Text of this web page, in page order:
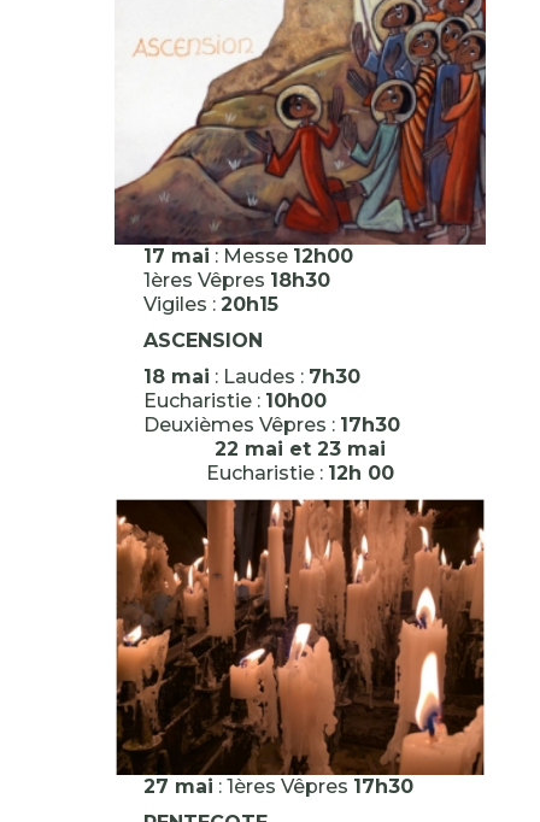
17 mai : Messe 12h00
1ères Vêpres 18h30
Vigiles :20h15
ASCENSION
18 mai : Laudes : 7h30
Eucharistie : 10h00
Deuxièmes Vêpres : 17h30
22 mai et 23 mai
Eucharistie : 12h 00
27 mai : 1ères Vêpres 17h30